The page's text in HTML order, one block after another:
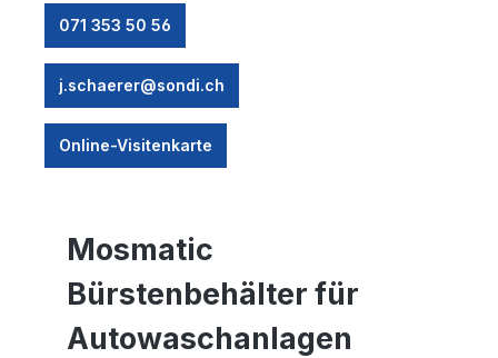
071 353 50 56
j.schaerer@sondi.ch
Online-Visitenkarte
Mosmatic
Bürstenbehälter für
Autowaschanlagen